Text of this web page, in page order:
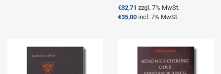
Normaler
Preis
€32,71 zzgl. 7% MwSt.
€35,00 incl. 7% MwSt.